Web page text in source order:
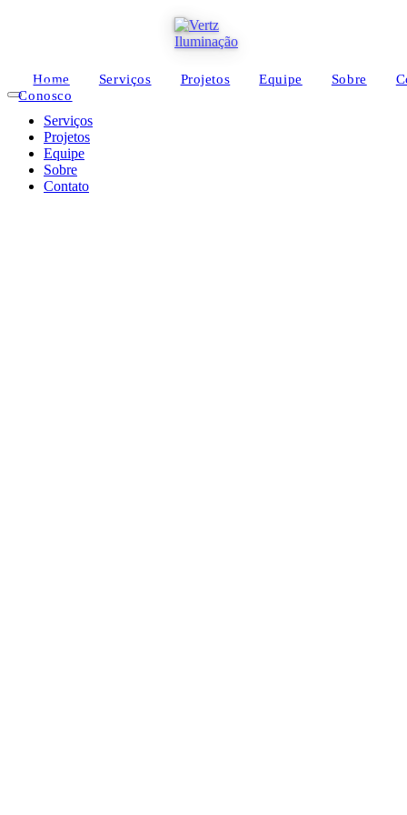
Home Serviços Projetos Equipe Sobre
Conosco
Serviços
Projetos
Equipe
Sobre
Contato